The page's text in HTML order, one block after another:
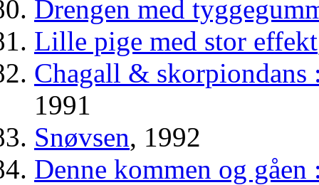
Drengen med
Lille pige med stor effekt
Chagall & skorpiondans
1991
Snøvsen, 1992
Denne kommen og